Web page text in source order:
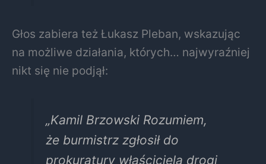
Głos zabiera też Łukasz Pleban, wskazując
na możliwe działania, których… najwyraźniej
nikt się nie podjął:
„Kamil Brzowski Rozumiem,
że burmistrz zgłosił do
prokuratury właściciela drogi